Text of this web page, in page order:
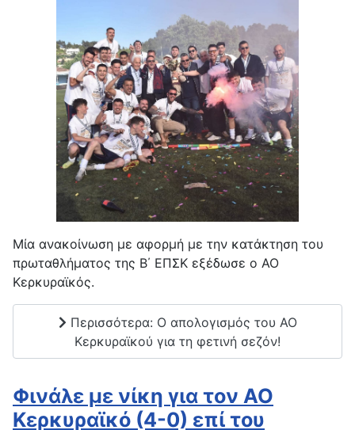
Μία ανακοίνωση με αφορμή με την κατάκτηση του
πρωταθλήματος της Β΄ ΕΠΣΚ εξέδωσε ο ΑΟ
Κερκυραϊκός.
Περισσότερα: Ο απολογισμός του ΑΟ
Κερκυραϊκού για τη φετινή σεζόν!
Φινάλε με νίκη για τον ΑΟ
Κερκυραϊκό (4-0) επί του